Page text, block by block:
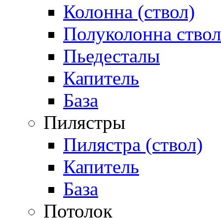
Колонна (ствол)
Полуколонна ствол
Пьедесталы
Капитель
База
Пилястры
Пилястра (ствол)
Капитель
База
Потолок